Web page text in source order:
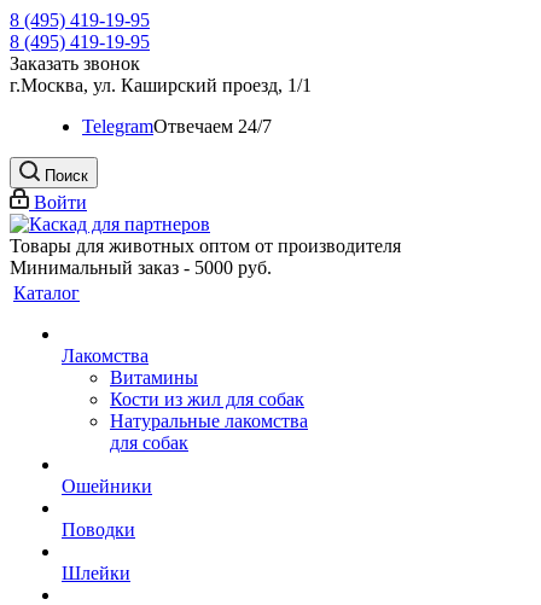
8 (495) 419-19-95
8 (495) 419-19-95
Заказать звонок
г.Москва, ул. Каширский проезд, 1/1
TelegramOтвечаем 24/7
Поиск
Войти
Товары для животных оптом от производителя
Минимальный заказ - 5000 руб.
Каталог
Лакомства
Витамины
Кости из жил для собак
Натуральные лакомства
для собак
Ошейники
Поводки
Шлейки